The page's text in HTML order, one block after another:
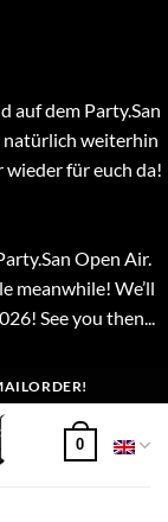
auf dem Party.San
natürlich weiterhin
für euch da!
Open Air.
meanwhile! We’ll
See you then...
0